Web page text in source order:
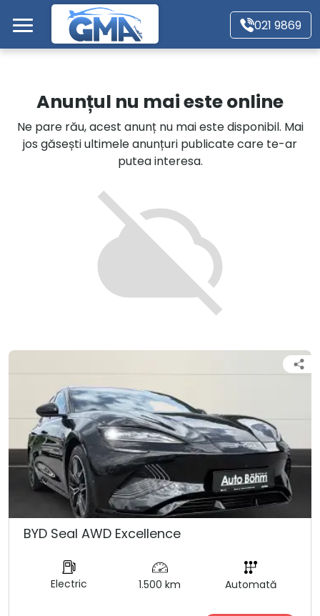
Mergi direct la conținutul principal
021 9869
Autoturisme
Motociclete
Autoutilitare
Alte tipuri vehicule
Anunțul nu mai este online
Ne pare rău, acest anunț nu mai este disponibil. Mai
jos găsești ultimele anunțuri publicate care te-ar
putea interesa.
BYD Seal AWD Excellence
Electric 1.500 km Automată